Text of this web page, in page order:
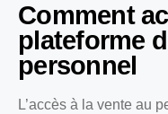
Comment
plateforme
personnel
L’accès à la vente au